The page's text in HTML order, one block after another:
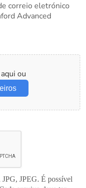
correio eletrónico
Advanced
ou
JPEG. É possível